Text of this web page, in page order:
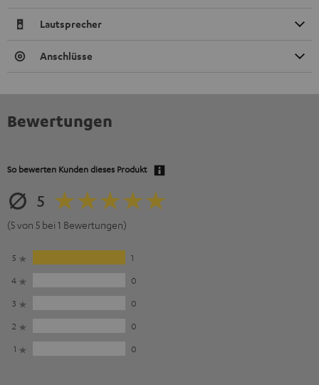
Lautsprecher
Anschlüsse
Bewertungen
So bewerten Kunden dieses Produkt
5
(5 von 5 bei 1 Bewertungen)
5
1
4
0
3
0
2
0
1
0